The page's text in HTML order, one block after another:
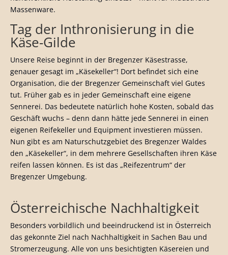
Massenware.
Tag der Inthronisierung in die
Käse-Gilde
Unsere Reise beginnt in der Bregenzer Käsestrasse,
genauer gesagt im „Käsekeller“! Dort befindet sich eine
Organisation, die der Bregenzer Gemeinschaft viel Gutes
tut. Früher gab es in jeder Gemeinschaft eine eigene
Sennerei. Das bedeutete natürlich hohe Kosten, sobald das
Geschäft wuchs – denn dann hätte jede Sennerei in einen
eigenen Reifekeller und Equipment investieren müssen.
Nun gibt es am Naturschutzgebiet des Bregenzer Waldes
den „Käsekeller“, in dem mehrere Gesellschaften ihren Käse
reifen lassen können. Es ist das „Reifezentrum“ der
Bregenzer Umgebung.
Österreichische Nachhaltigkeit
Besonders vorbildlich und beeindruckend ist in Österreich
das gekonnte Ziel nach Nachhaltigkeit in Sachen Bau und
Stromerzeugung. Alle von uns besichtigten Käsereien und